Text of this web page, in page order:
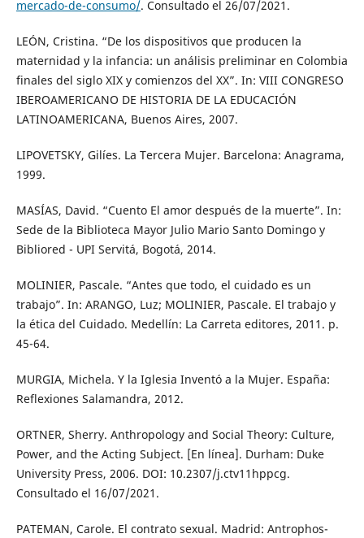
mercado-de-consumo/. Consultado el 26/07/2021.
LEÓN, Cristina. “De los dispositivos que producen la
maternidad y la infancia: un análisis preliminar en Colombia
finales del siglo XIX y comienzos del XX”. In: VIII CONGRESO
IBEROAMERICANO DE HISTORIA DE LA EDUCACIÓN
LATINOAMERICANA, Buenos Aires, 2007.
LIPOVETSKY, Gilíes. La Tercera Mujer. Barcelona: Anagrama,
1999.
MASÍAS, David. “Cuento El amor después de la muerte”. In:
Sede de la Biblioteca Mayor Julio Mario Santo Domingo y
Bibliored - UPI Servitá, Bogotá, 2014.
MOLINIER, Pascale. “Antes que todo, el cuidado es un
trabajo”. In: ARANGO, Luz; MOLINIER, Pascale. El trabajo y
la ética del Cuidado. Medellín: La Carreta editores, 2011. p.
45-64.
MURGIA, Michela. Y la Iglesia Inventó a la Mujer. España:
Reflexiones Salamandra, 2012.
ORTNER, Sherry. Anthropology and Social Theory: Culture,
Power, and the Acting Subject. [En línea]. Durham: Duke
University Press, 2006. DOI: 10.2307/j.ctv11hppcg.
Consultado el 16/07/2021.
PATEMAN, Carole. El contrato sexual. Madrid: Antrophos-